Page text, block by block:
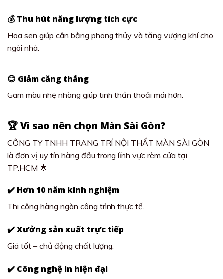
💰 Thu hút năng lượng tích cực
Hoa sen giúp cân bằng phong thủy và tăng vượng khí cho
ngôi nhà.
😊 Giảm căng thẳng
Gam màu nhẹ nhàng giúp tinh thần thoải mái hơn.
🏆 Vì sao nên chọn Màn Sài Gòn?
CÔNG TY TNHH TRANG TRÍ NỘI THẤT MÀN SÀI GÒN
là đơn vị uy tín hàng đầu trong lĩnh vực rèm cửa tại
TP.HCM 🌟
✔️ Hơn 10 năm kinh nghiệm
Thi công hàng ngàn công trình thực tế.
✔️ Xưởng sản xuất trực tiếp
Giá tốt – chủ động chất lượng.
✔️ Công nghệ in hiện đại